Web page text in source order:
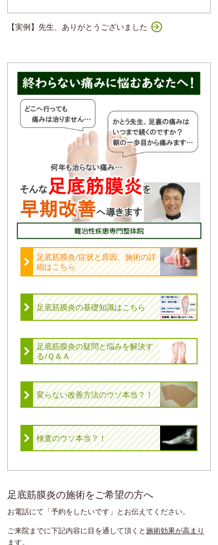
【実例】先生、ありがとうございました
足底筋膜炎/症状と原因、施術の詳
細はこちら
足底筋膜炎の基礎知識はこちら
足底筋膜炎の疑問と悩みを解決す
る/Ｑ＆Ａ
変らない改善方法のウソ本当？！
検査のウソ本当？！
足底筋膜炎の施術をご希望の方へ
お電話にて「予約をしたいです」とお伝えてください。
ご来院までに下記内容に目を通して頂くと施術効果が高まり
ます。